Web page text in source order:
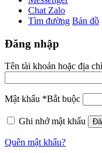
Chat Zalo
Tìm đường Bản đồ
Đăng nhập
Tên tài khoản hoặc địa
Mật khẩu *Bắt buộc
Ghi nhớ mật khẩu
Quên mật khẩu?